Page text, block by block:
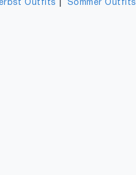
Outfits Sommer Outfits